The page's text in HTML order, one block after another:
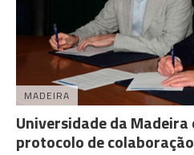
MADEIRA
Universidade da
protocolo de colaboração